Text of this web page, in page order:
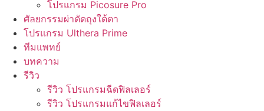
โปรแกรม Picosure Pro
ศัลยกรรมผ่าตัดถุงใต้ตา
โปรแกรม Ulthera Prime
ทีมแพทย์
บทความ
รีวิว
รีวิว โปรแกรมฉีดฟิลเลอร์
รีวิว โปรแกรมแก้ไขฟิลเลอร์